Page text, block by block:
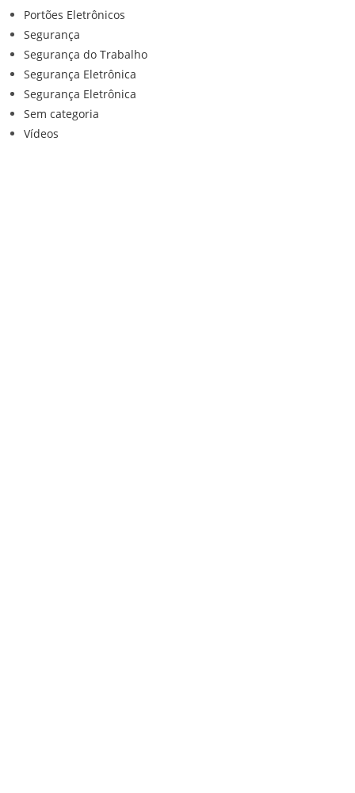
Portões Eletrônicos
Segurança
Segurança do Trabalho
Segurança Eletrônica
Segurança Eletrônica
Sem categoria
Vídeos